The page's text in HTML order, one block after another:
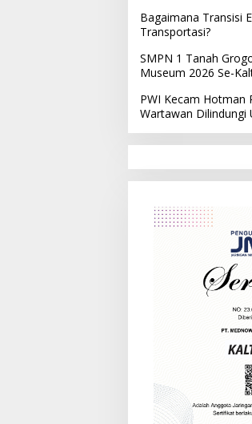
Bagaimana Transisi
Transportasi?
SMPN 1 Tanah
Museum 2026 Se-
PWI Kecam Hotman
Wartawan Dilindungi